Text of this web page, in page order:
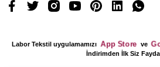
Labor Tekstil uygulamamızı App Store ve
İndirimden İlk Siz